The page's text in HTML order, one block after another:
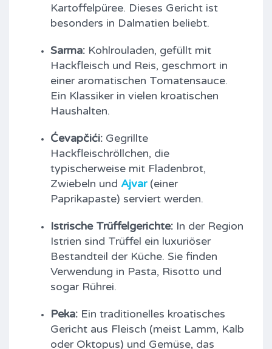
Kartoffelpüree. Dieses Gericht ist
besonders in Dalmatien beliebt.
Sarma: Kohlrouladen, gefüllt mit
Hackfleisch und Reis, geschmort in
einer aromatischen Tomatensauce.
Ein Klassiker in vielen kroatischen
Haushalten.
Ćevapčići: Gegrillte
Hackfleischröllchen, die
typischerweise mit Fladenbrot,
Zwiebeln und Ajvar (einer
Paprikapaste) serviert werden.
Istrische Trüffelgerichte: In der Region
Istrien sind Trüffel ein luxuriöser
Bestandteil der Küche. Sie finden
Verwendung in Pasta, Risotto und
sogar Rührei.
Peka: Ein traditionelles kroatisches
Gericht aus Fleisch (meist Lamm, Kalb
oder Oktopus) und Gemüse, das